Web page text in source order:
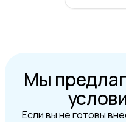
Мы
Если вы не готовы